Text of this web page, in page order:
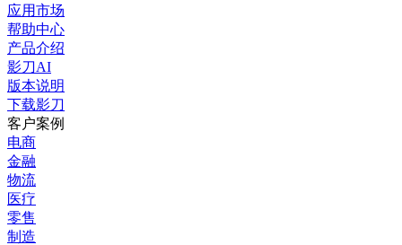
应用市场
帮助中心
产品介绍
影刀AI
版本说明
下载影刀
客户案例
电商
金融
物流
医疗
零售
制造